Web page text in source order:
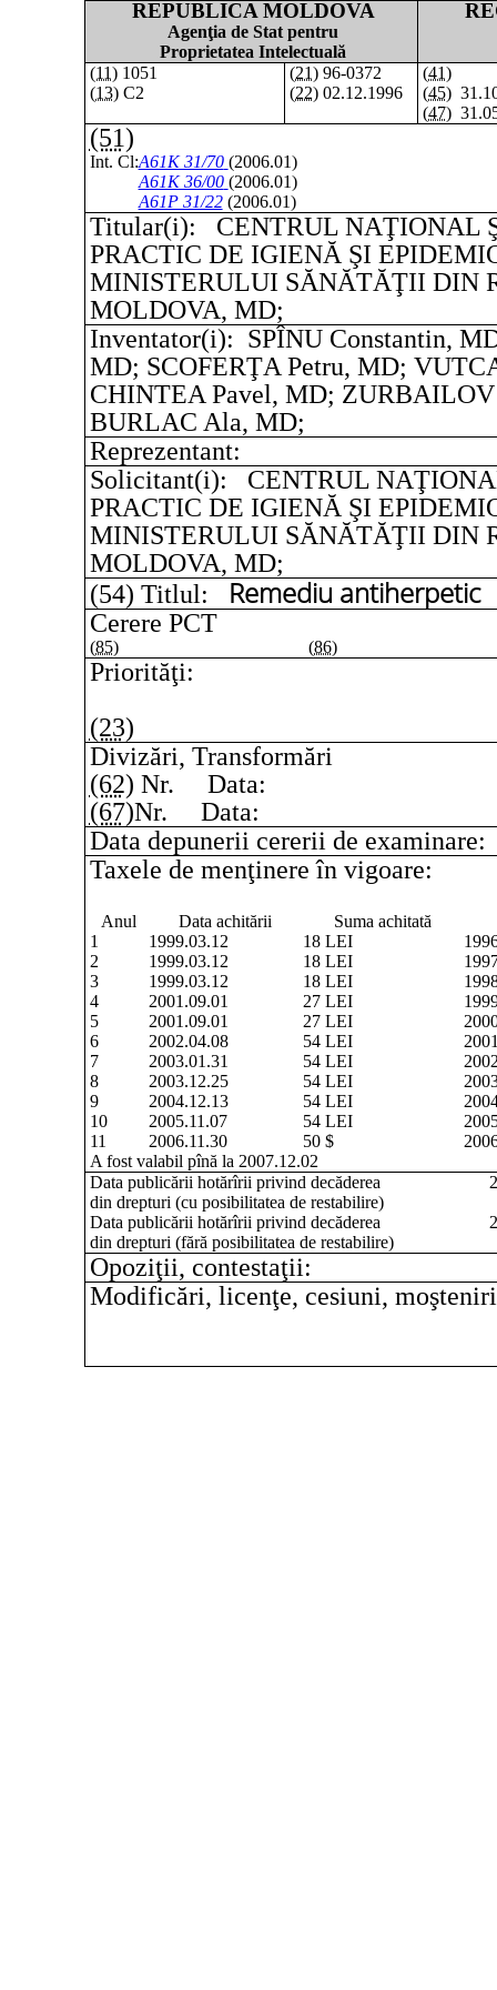
REPUBLICA MOLDOVA
Agenţia de Stat pentru
Proprietatea Intelectuală
(11)1051
(13)C2
(21)96-0372
(22)02.12.1996
(41)
(45)
(47)
(51)
Int. Cl:A61K 31/70 (2006.01)
A61K 36/00 (2006.01)
A61P 31/22(2006.01)
Titular(i):
CENTRUL NAŢIONAL
PRACTIC DE IGIENĂ ŞI
MINISTERULUI SĂNĂTĂŢII DIN
MOLDOVA, MD;
Inventator(i): SPÎNU Constantin,
MD; SCOFERŢA Petru, MD;
CHINTEA Pavel, MD;
BURLAC Ala, MD;
Reprezentant:
Solicitant(i): CENTRUL
PRACTIC DE IGIENĂ ŞI
MINISTERULUI SĂNĂTĂŢII DIN
MOLDOVA, MD;
(54) Titlul:
Remediu antiherpetic
Cerere PCT
(85) (86)
Priorităţi:
(23)
Divizări, Transformări
(62) Nr.
Data:
(67)Nr.
Data:
Data depunerii cererii de examinare:
Taxele de menţinere în vigoare:
Anul Data achitării
Suma achitată
1
1999.03.12 18 LEI
2
1999.03.12 18 LEI
3
1999.03.12 18 LEI
4
2001.09.01 27 LEI
5
2001.09.01 27 LEI
6
2002.04.08 54 LEI
7
2003.01.31 54 LEI
8
2003.12.25 54 LEI
9
2004.12.13 54 LEI
10
2005.11.07 54 LEI
11
2006.11.30 50 $
A fost valabil pînă la 2007.12.02
Data publicării hotărîrii privind decăderea
din drepturi (cu posibilitatea de restabilire)
Data publicării hotărîrii privind decăderea
din drepturi (fără posibilitatea de restabilire)
Opoziţii, contestaţii:
Modificări, licenţe, cesiuni,